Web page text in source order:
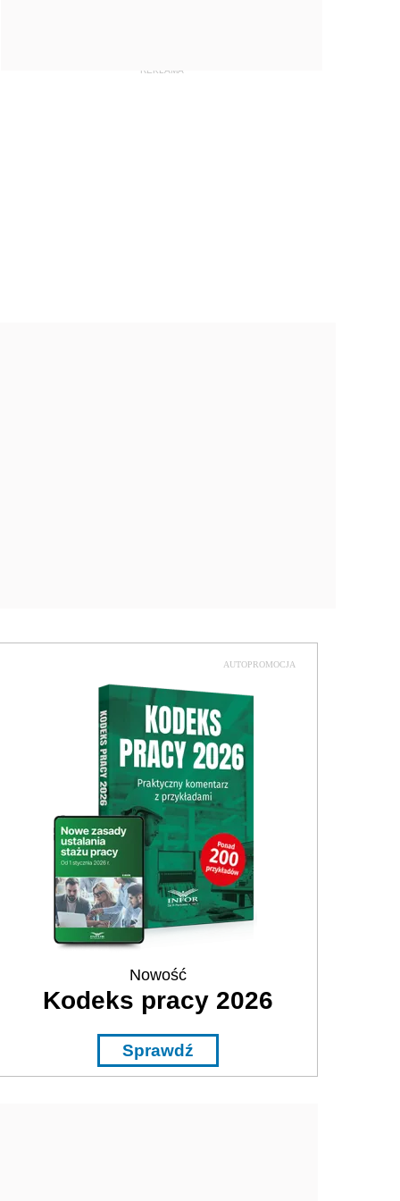
AUTOPROMOCJA
Nowość
Kodeks pracy 2026
Sprawdź